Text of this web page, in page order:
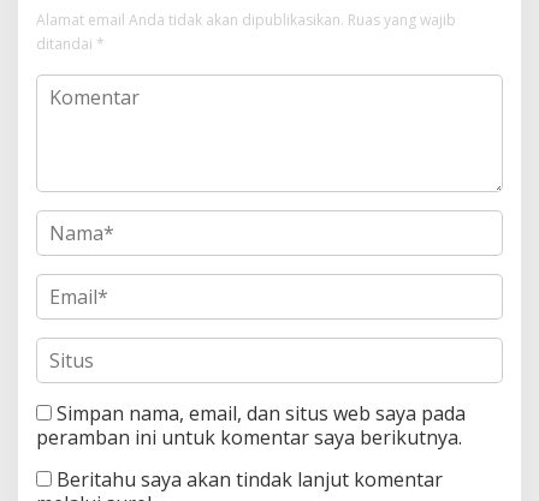
Alamat email Anda tidak akan dipublikasikan. Ruas yang wajib
ditandai *
Simpan nama, email, dan situs web saya pada
peramban ini untuk komentar saya berikutnya.
Beritahu saya akan tindak lanjut komentar